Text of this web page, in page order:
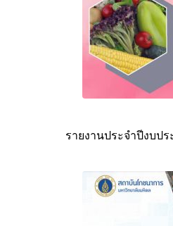
รายงานประจำปีงบป